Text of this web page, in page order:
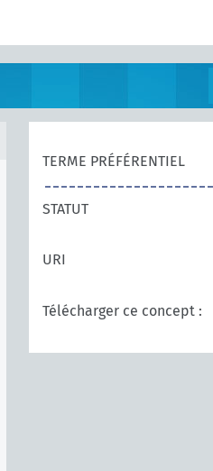
TERME PRÉFÉRENTIEL
STATUT
URI
Télécharger ce concept :